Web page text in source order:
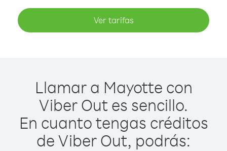
Ver tarifas
Llamar a Mayotte con
Viber Out es sencillo.
En cuanto tengas créditos
de Viber Out, podrás: